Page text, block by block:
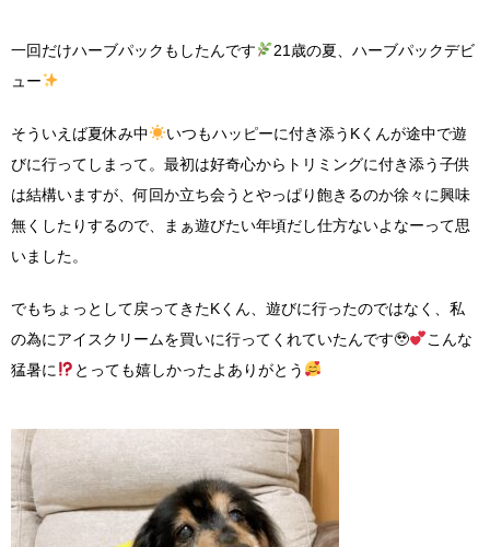
一回だけハーブパックもしたんです
21歳の夏、ハーブパックデビ
ュー
そういえば夏休み中
いつもハッピーに付き添うKくんが途中で遊
びに行ってしまって。最初は好奇心からトリミングに付き添う子供
は結構いますが、何回か立ち会うとやっぱり飽きるのか徐々に興味
無くしたりするので、まぁ遊びたい年頃だし仕方ないよなーって思
いました。
でもちょっとして戻ってきたKくん、遊びに行ったのではなく、私
の為にアイスクリームを買いに行ってくれていたんです🥹
こんな
猛暑に
とっても嬉しかったよありがとう